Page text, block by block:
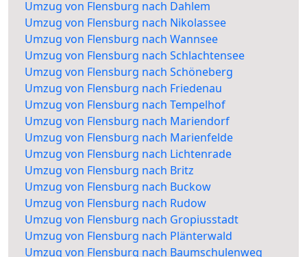
Umzug von Flensburg nach Dahlem
Umzug von Flensburg nach Nikolassee
Umzug von Flensburg nach Wannsee
Umzug von Flensburg nach Schlachtensee
Umzug von Flensburg nach Schöneberg
Umzug von Flensburg nach Friedenau
Umzug von Flensburg nach Tempelhof
Umzug von Flensburg nach Mariendorf
Umzug von Flensburg nach Marienfelde
Umzug von Flensburg nach Lichtenrade
Umzug von Flensburg nach Britz
Umzug von Flensburg nach Buckow
Umzug von Flensburg nach Rudow
Umzug von Flensburg nach Gropiusstadt
Umzug von Flensburg nach Plänterwald
Umzug von Flensburg nach Baumschulenweg